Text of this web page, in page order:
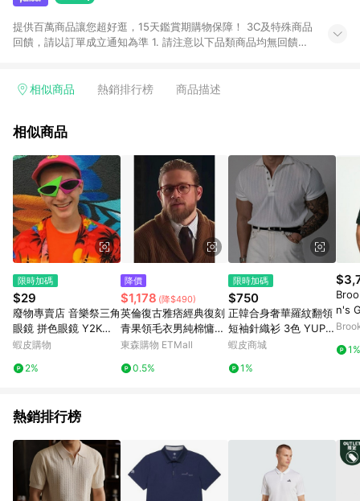
提供百萬商品讓您超好逛，15天鑑賞期購物保障！ 3C及特殊商品
回饋，請以訂單成立通知為準 1. 請注意以下品類商品均無回饋：
電玩/遊戲/相機/單眼/鏡頭/拍立得 [2024/6/1起適用] -內接硬
的購回饋活動享Yahoo超贈點回饋者 - 購物中心商店之商品：商
3. 訂單回饋金額將扣除運費/購物金/超贈點/福利金/紅利折抵/折
價券等虛擬貨幣折抵 4. 大宗採購或批發轉賣不具回饋資格： 如
有相關事證認定您為大宗採購、批發轉賣而非最終消費使用者，
相關認定以Yahoo購物中心之認定為準
相似商品 熱銷排行榜 商品描述
相似商品
限時加碼
$29
廢物專賣店 音樂祭三角
眼鏡 拼色眼鏡 Y2K眼
鏡 千禧風眼鏡 賽博龐
眼鏡 夜店眼鏡 電音派
蝦皮購物
2%
降價
$1,178 (降$490)
英倫復古雅痞經典復刻
青果領毛衣男純棉慵懶
百搭休閑針織開衫外套
東森購物 ETMall
0.5%
限時加碼
$750
正韓合身奢華羅紋翻領
短袖針織衫 3色 YUPPI
E 預購商品 0609
蝦皮商城
1%
n's
g &
Size
1%
熱銷排行榜